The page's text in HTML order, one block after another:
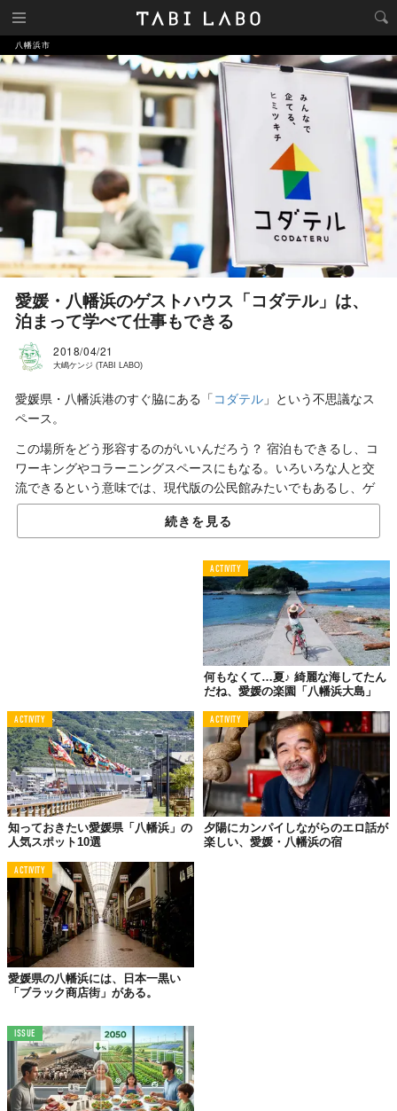
八幡浜市
愛媛・八幡浜のゲストハウス「コダテル」は、
泊まって学べて仕事もできる
2018/04/21
大嶋ケンジ (TABI LABO)
愛媛県・八幡浜港のすぐ脇にある「 コダテル 」という不思議なス
ペース。
この場所をどう形容するのがいいんだろう？ 宿泊もできるし、コ
ワーキングやコラーニングスペースにもなる。いろいろな人と交
流できるという意味では、現代版の公民館みたいでもあるし、ゲ
ストハウスでもある。確かに古民家をリノベしていて、コダテ=戸
建（こだて）ではあるんですが、とにかくおもしろいことをみん
んん〜と悩んでいたら、公式WEBサイトに書いてある「会員制の
ヒミツキチ」という言葉がしっくりきました（笑）。2018年1月
20日にオープンしたばかりの八幡浜のヒミツキチ、コダテルはこ
続きを見る
ACTIVITY
何もなくて…夏♪ 綺麗な海してたん
だね、愛媛の楽園「八幡浜大島」
ACTIVITY
知っておきたい愛媛県「八幡浜」の
人気スポット10選
ACTIVITY
夕陽にカンパイしながらのエロ話が
楽しい、愛媛・八幡浜の宿
ACTIVITY
愛媛県の八幡浜には、日本一黒い
「ブラック商店街」がある。
ISSUE